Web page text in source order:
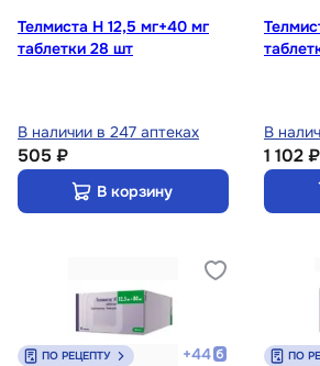
Телмиста Н 12,5 мг+40 мг
таблетки 28 шт
В наличии в 247 аптеках
505 ₽
В корзину
В
1 102 ₽
ПО РЕЦЕПТУ +44 ПО